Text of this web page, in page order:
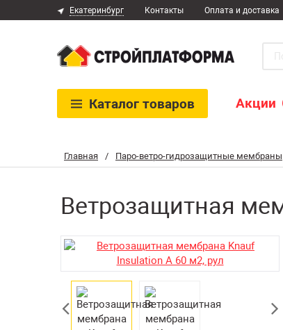
Главная / Паро-ветро-гидрозащитные мембраны
Ветрозащитная
Екатеринбург Контакты Оплата и доставка
Каталог товаров Акции